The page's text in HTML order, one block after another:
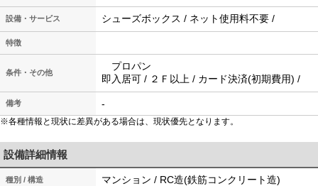
設備・サービス シューズボックス / ネット使用料不要 /
特徴
条件・その他
プロパン
即入居可 / ２Ｆ以上 / カード決済(初期費用) /
備考 -
※各種情報と現状に差異がある場合は、現状優先となります。
設備詳細情報
種別 / 構造 マンション / RC造(鉄筋コンクリート造)